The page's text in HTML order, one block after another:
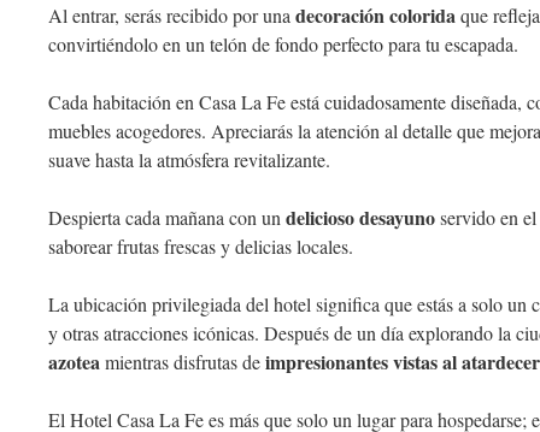
Al entrar, serás recibido por una decoración coloridaque
convirtiéndolo en un telón de fondo perfecto para tu escapada.
Cada habitación en Casa La Fe está cuidadosamente diseñada,
muebles acogedores. Apreciarás la atención al detalle que
suave hasta la atmósfera revitalizante.
Despierta cada mañana con un delicioso desayunoservido en el
saborear frutas frescas y delicias locales.
La ubicación privilegiada del hotel significa que estás a solo un
y otras atracciones icónicas. Después de un día explorando la
azoteamientras disfrutas deimpresionantes vistas al atardecer
El Hotel Casa La Fe es más que solo un lugar para hospedarse;